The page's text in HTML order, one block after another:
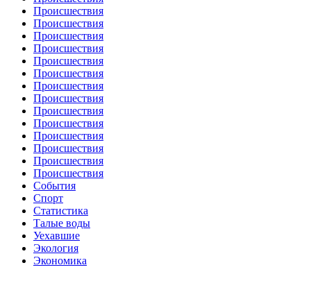
Происшествия
Происшествия
Происшествия
Происшествия
Происшествия
Происшествия
Происшествия
Происшествия
Происшествия
Происшествия
Происшествия
Происшествия
Происшествия
Происшествия
События
Спорт
Статистика
Талые воды
Уехавшие
Экология
Экономика